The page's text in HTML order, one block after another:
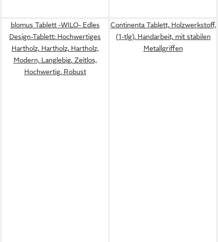
blomus Tablett -WILO- Edles
Design-Tablett: Hochwertiges
Hartholz, Hartholz, Hartholz,
Modern, Langlebig, Zeitlos,
Hochwertig, Robust
Continenta Tablett, Holzwerkstoff,
(1-tlg), Handarbeit, mit stabilen
Metallgriffen